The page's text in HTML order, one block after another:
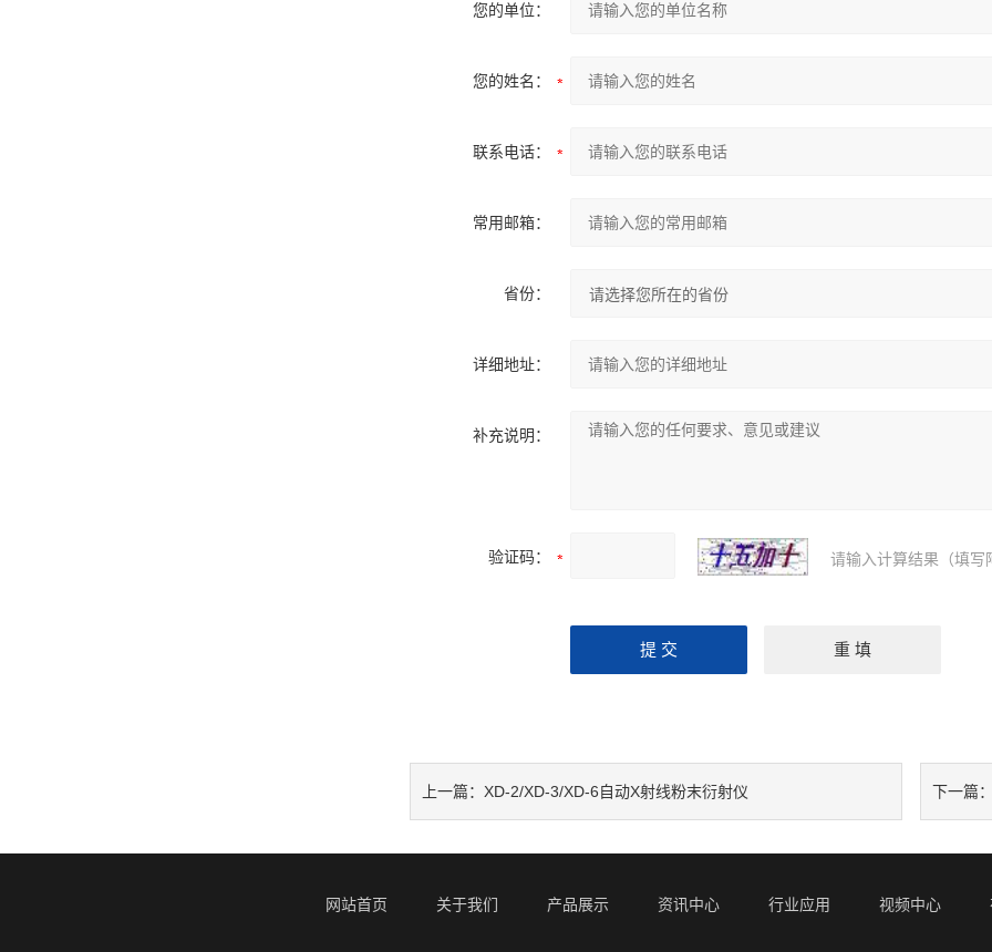
您的单位：
您的姓名：
联系电话：
常用邮箱：
省份：
详细地址：
补充说明：
验证码： 请输入计算结果（填写
上一篇： XD-2/XD-3/XD-6自动X射线粉末衍射仪 下一篇：
网站首页 关于我们 产品展示 资讯中心 行业应用 视频中心